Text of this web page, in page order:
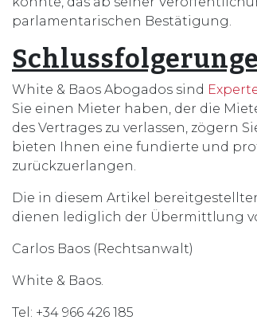
parlamentarischen Bestätigung.
White & Baos Abogados sind
Sie einen Mieter haben, der die
des Vertrages zu verlassen, zögern
bieten Ihnen eine fundierte und
zurückzuerlangen.
Die in diesem Artikel
dienen lediglich der Übermittlung
Carlos Baos (Rechtsanwalt)
White & Baos.
Tel: +34 966 426 185